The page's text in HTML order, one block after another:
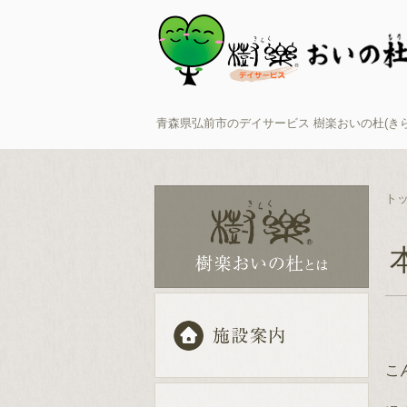
青森県弘前市のデイサービス 樹楽おいの杜(
ト
こ